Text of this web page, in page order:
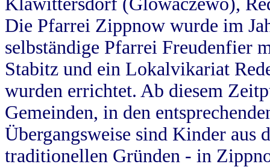
Die Pfarrei Zippnow wurde im
selbständige Pfarrei Freudenfier
Stabitz und ein Lokalvikariat
wurden errichtet. Ab diesem
Gemeinden, in den
Übergangsweise sind Kinder aus
traditionellen Gründen - in